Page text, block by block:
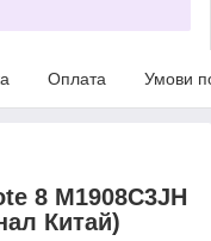
Оплата Умови
8 M1908C3JH
Китай)